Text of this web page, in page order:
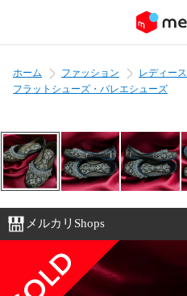
ホーム ファッション レディース
フラットシューズ・バレエシューズ
メルカリShops